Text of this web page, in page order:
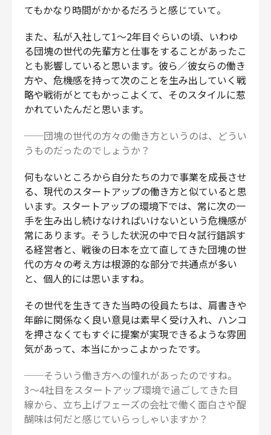
てもかなり時間がかかるだろうと感じていて。
また、私が入社して1〜2年目ぐらいの頃、いわゆ
る団塊の世代の先輩方と仕事をすることがあったこ
とも影響していると思います。彼ら／彼女らの働き
方や、危機感を持って次のことを生み出していく戦
略や戦術がとてもかっこよくて、そのスタイルに惹
かれていたんだと思います。
──団塊の世代の方々の働き方というのは、どうい
うものだったのでしょうか？
何もないところから自分たちの力で事業を成長させ
る、現代のスタートアップの働き方と似ていると思
います。スタートアップの環境下では、常に次の一
手を生み出し続けなければいけないという危機感が
常にあります。そうした状況の中で日々試行錯誤す
る経営者と、戦後の日本を立て直してきた団塊の世
代の方々の考え方は根源的な部分で共通点が多い
と、個人的には思いますね。
その世代を生きてきた当時の役員たちは、肩書きや
年齢に関係なく良い意見は素早く受け入れ、ハンコ
を押さなくてもすぐに提案が実現できるような雰囲
気があって、本当にかっこよかったです。
──そういう働き方への憧れがあったのですね。
3〜4社目をスタートアップ環境で過ごしてきた目
線から、立ち上げフェーズの会社で働く面白さや醍
醐味は何だと感じていらっしゃいますか？